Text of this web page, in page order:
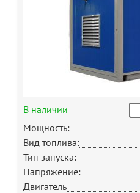
В наличии
Мощность:
Вид топлива:
Тип запуска:
Напряжение:
Двигатель